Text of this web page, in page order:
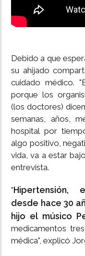
Debido a que
su ahijado
cuidado médico.
porque los
(los doctores)
semanas, años,
hospital por
algo positivo,
vida, va a estar
entrevista.
"Hipertensión,
desde hace 30
hijo el músico
medicamentos
médica", explicó